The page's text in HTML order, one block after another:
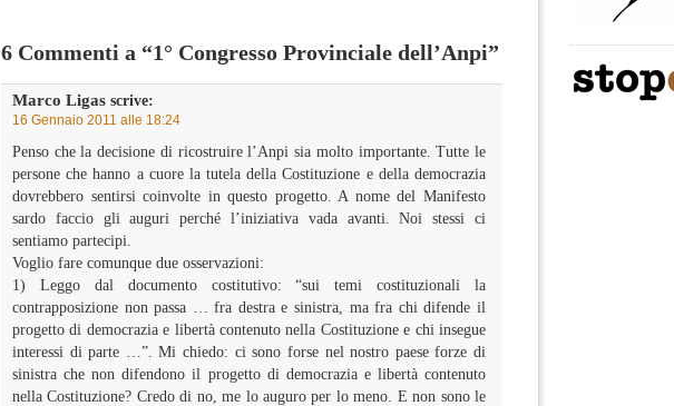
6 Commenti a “1° Congresso Provinciale dell’Anpi”
Marco Ligas scrive:
16 Gennaio 2011 alle 18:24
Penso che la decisione di ricostruire l’Anpi sia molto importante. Tutte le
persone che hanno a cuore la tutela della Costituzione e della democrazia
dovrebbero sentirsi coinvolte in questo progetto. A nome del Manifesto
sardo faccio gli auguri perché l’iniziativa vada avanti. Noi stessi ci
sentiamo partecipi.
Voglio fare comunque due osservazioni:
1) Leggo dal documento costitutivo: “sui temi costituzionali la
contrapposizione non passa … fra destra e sinistra, ma fra chi difende il
progetto di democrazia e libertà contenuto nella Costituzione e chi insegue
interessi di parte …”. Mi chiedo: ci sono forse nel nostro paese forze di
sinistra che non difendono il progetto di democrazia e libertà contenuto
nella Costituzione? Credo di no, me lo auguro per lo meno. E non sono le